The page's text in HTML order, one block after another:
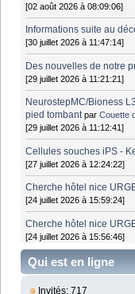
[02 août 2026 à 08:09:06]
Informations suite au
[30 juillet 2026 à 11:47:14]
Des nouvelles de notre
[29 juillet 2026 à 11:21:21]
NeurostepMC/Bioness
pied tombant parCouette
[29 juillet 2026 à 11:12:41]
Cellules souches iPS -
[27 juillet 2026 à 12:24:22]
Cherche hôtel nice
[24 juillet 2026 à 15:59:24]
Cherche hôtel nice
[24 juillet 2026 à 15:56:46]
Qui est en ligne
Invités: 717